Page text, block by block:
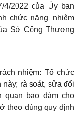
4/2022 của Ủy ban
chức năng, nhiệm
Sở Công Thương
nhiệm: Tổ chức
này; rà soát, sửa đổi
quan bảo đảm cho
theo đúng quy định